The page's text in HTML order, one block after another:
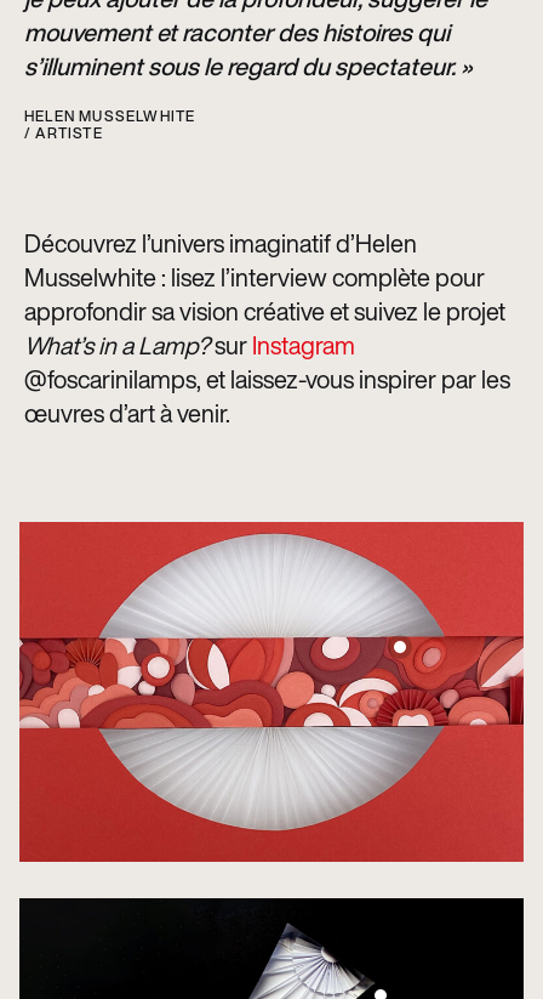
mouvement et raconter des histoires qui
s’illuminent sous le regard du spectateur. »
HELEN MUSSELWHITE
/ ARTISTE
Découvrez l’univers imaginatif d’Helen
Musselwhite : lisez l’interview complète pour
approfondir sa vision créative et suivez le projet
What’s in a Lamp?surInstagram
@foscarinilamps, et laissez-vous inspirer par les
œuvres d’art à venir.